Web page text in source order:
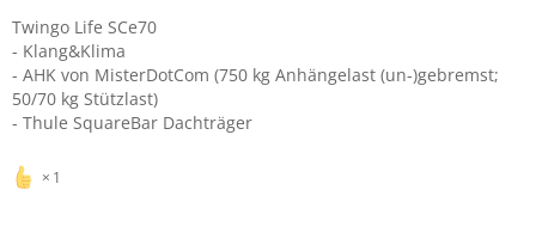
Twingo Life SCe70
- Klang&Klima
- AHK von MisterDotCom (750 kg Anhängelast (un-)gebremst;
50/70 kg Stützlast)
- Thule SquareBar Dachträger
1